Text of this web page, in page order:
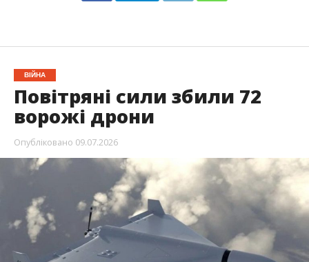
ВІЙНА
Повітряні сили збили 72
ворожі дрони
Опубліковано 09.07.2026